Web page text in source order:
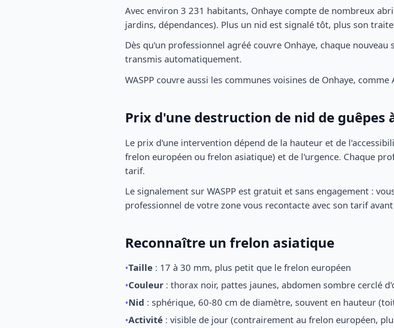
Avec environ 3 231 habitants, Onhaye compte de nombreux
jardins, dépendances). Plus un nid est signalé tôt, plus son
Dès qu'un professionnel agréé couvre Onhaye, chaque
transmis automatiquement.
WASPP couvre aussi les communes voisines de Onhaye,
Prix d'une destruction de nid de guêpes
Le prix d'une intervention dépend de la hauteur et de
frelon européen ou frelon asiatique) et de l'urgence. Chaque
tarif.
Le signalement sur WASPP est gratuit et sans engagement :
professionnel de votre zone vous recontacte avec son tarif
Reconnaître un frelon asiatique
•Taille : 17 à 30 mm, plus petit que le frelon européen
•Couleur : thorax noir, pattes jaunes, abdomen sombre cerclé
•Nid : sphérique, 60-80 cm de diamètre, souvent en hauteur
•Activité : visible de jour (contrairement au frelon européen,